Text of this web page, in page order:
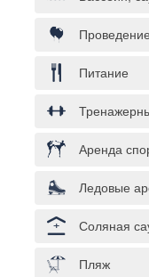
Питание
Аренда
Ледовые
Соляная
Пляж